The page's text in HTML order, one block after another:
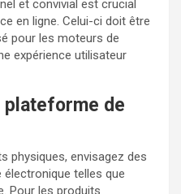
et convivial est crucial
en ligne. Celui-ci doit être
pour les moteurs de
expérience utilisateur
plateforme de
physiques, envisagez des
telles que
Pour les produits